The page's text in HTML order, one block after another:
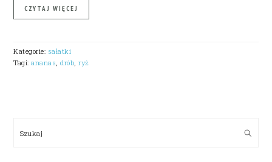
CZYTAJ WIĘCEJ
Kategorie: sałatki
Tagi:ananas ,drób ,ryż
Szukaj